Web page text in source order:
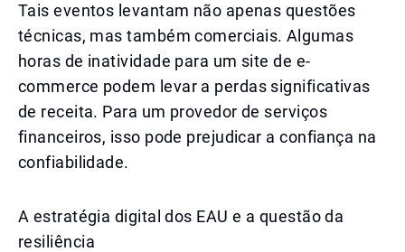
Tais eventos levantam não apenas questões
técnicas, mas também comerciais. Algumas
horas de inatividade para um site de e-
commerce podem levar a perdas significativas
de receita. Para um provedor de serviços
financeiros, isso pode prejudicar a confiança na
confiabilidade.
A estratégia digital dos EAU e a questão da
resiliência